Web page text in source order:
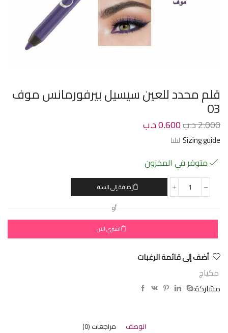
قلم محدد للعين سيسيل بيرفورمانس موف
03
2.000د.ب0.600د.ب
Sizing guide
متوفر في المخزون
إضافة إلى السلة
أو
اشتري الان
أضف إلى قائمة الرغبات
مكياج
مشاركة:
الوصف مراجعات (0)